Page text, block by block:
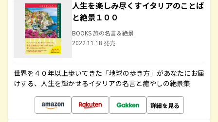
人生を楽しみ尽くすイタリアのことば
と絶景１００
BOOKS 旅の名言＆絶景
2022.11.18 発売
世界を４０年以上歩いてきた「地球の歩き方」があなたにお届
けする、人生を輝かせるイタリアの名言と癒やしの絶景集
詳細を見る